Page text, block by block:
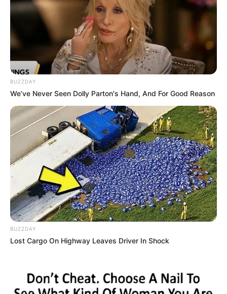
Holländermühle mehrere reetgedeckte
Bauernhöfe mit Ställen, Scheunen und Gärten, wie es
einmal in der umliegenden Region des Ammerlandes
aussah. Kern der Anlage ist das 1910 eröffnete
Ammerländer Bauernhaus.
In einem 70 Hektar großen
Rhododendronwald kann man die
Blütenpracht von über 1000
Rhododendronarten bewundern.
Schloss Jever
Das Renaissanceschloss mit seinem
barocken Schlossturm, dem Wahrzeichen
von Jever, wurde im 16. Jahrhundert rund
um einen mittelalterlichen Bergfried errichtet. Zum
ganzjährig besuchbaren Schlossmuseum gehören die
herrschaftlichen Räume, Expositionen über den Alltag der
Sielhafenmuseum Carolinensiel
BUZZDAY
We’ve Never Seen Dolly Parton's Hand, And For Good Reason
BUZZDAY
Lost Cargo On Highway Leaves Driver In Shock